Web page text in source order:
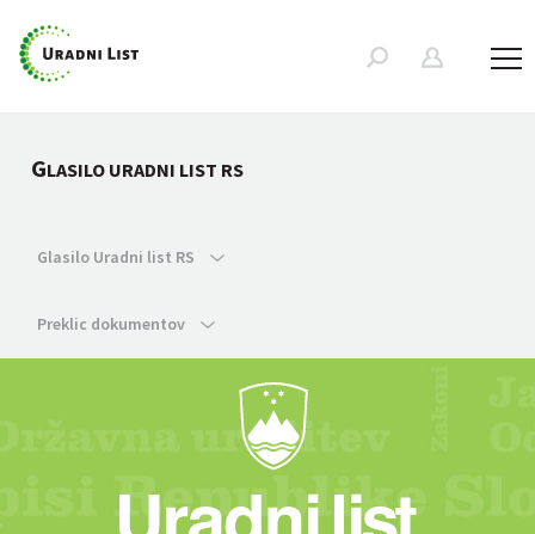
GLASILO URADNI LIST RS
Glasilo Uradni list RS
Preklic dokumentov